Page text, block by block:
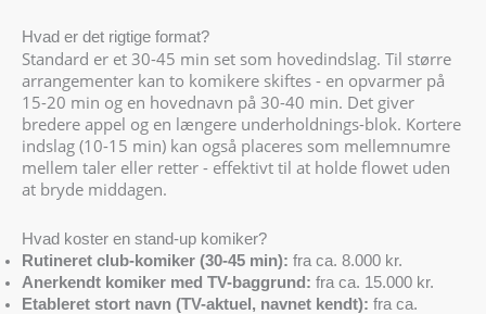
Hvad er det rigtige format?
Standard er et 30-45 min set som hovedindslag. Til større
arrangementer kan to komikere skiftes - en opvarmer på
15-20 min og en hovednavn på 30-40 min. Det giver
bredere appel og en længere underholdnings-blok. Kortere
indslag (10-15 min) kan også placeres som mellemnumre
mellem taler eller retter - effektivt til at holde flowet uden
at bryde middagen.
Hvad koster en stand-up komiker?
Rutineret club-komiker (30-45 min): fra ca. 8.000 kr.
Anerkendt komiker med TV-baggrund: fra ca. 15.000 kr.
Etableret stort navn (TV-aktuel, navnet kendt): fra ca.